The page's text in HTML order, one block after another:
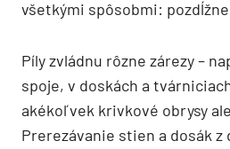
všetkými spôsobmi:
Píly zvládnu rôzne zárezy –
spoje, v doskách a
akékoľvek krivkové obrysy
Prerezávanie stien a dosák z